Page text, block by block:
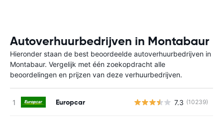
Autoverhuurbedrijven in Montabaur
Hieronder staan de best beoordeelde autoverhuurbedrijven in
Montabaur. Vergelijk met één zoekopdracht alle
beoordelingen en prijzen van deze verhuurbedrijven.
Europcar 7.3 (10239)